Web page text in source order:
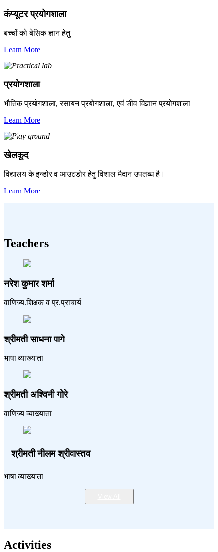
कंप्यूटर प्रयोगशाला
बच्चों को बेसिक ज्ञान हेतु |
Learn More
प्रयोगशाला
भौतिक प्रयोगशाला, रसायन प्रयोगशाला, एवं जीव विज्ञान प्रयोगशाला |
Learn More
खेलकूद
विद्यालय के इन्डोर व आउटडोर हेतु विशाल मैदान उपलब्ध है।
Learn More
Teachers
नरेश कुमार शर्मा
वाणिज्य.शिक्षक व प्र.प्राचार्य
श्रीमती साधना पागे
भाषा व्याख्याता
श्रीमती अश्विनी गोरे
वाणिज्य व्याख्याता
श्रीमती नीलम श्रीवास्तव
भाषा व्याख्याता
Activities